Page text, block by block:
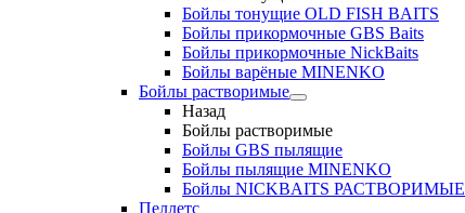
Бойлы тонущие OLD FISH BAITS
Бойлы прикормочные GBS Baits
Бойлы прикормочные NickBaits
Бойлы варёные MINENKO
Бойлы растворимые
Назад
Бойлы растворимые
Бойлы GBS пылящие
Бойлы пылящие MINENKO
Бойлы NICKBAITS РАСТВОРИМЫЕ
Пеллетс